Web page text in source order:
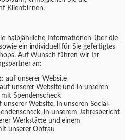
Klient:innen.
halbjährliche Informationen über die
ein individuell für Sie gefertigtes
Auf Wunsch führen wir Ihr
an:
auf unserer Website
auf unserer Website und in unseren
Spendenscheck
unserer Website, in unseren Social-
in unserem Jahresbericht
Werkstätte und einem
unserer Obfrau